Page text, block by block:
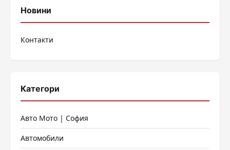
Новини
Контакти
Категори
Авто Мото | София
Автомобили